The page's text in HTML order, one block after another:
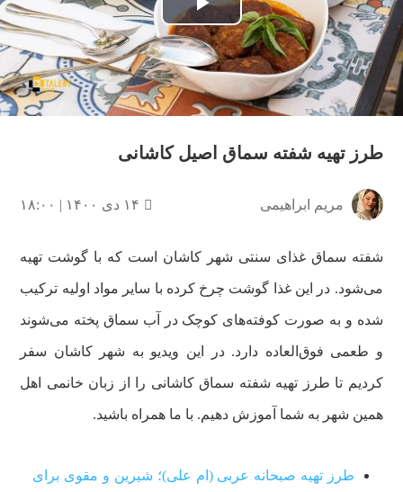
پخش
ویدیو
طرز تهیه شفته سماق اصیل کاشانی
مریم ابراهیمی ۱۴ دی ۱۴۰۰ | ۱۸:۰۰
شفته سماق غذای سنتی شهر کاشان است که با گوشت تهیه
می‌شود. در این غذا گوشت چرخ کرده با سایر مواد اولیه ترکیب
شده و به صورت کوفته‌های کوچک در آب سماق پخته می‌شوند
و طعمی فوق‌العاده دارد. در این ویدیو به شهر کاشان سفر
کردیم تا طرز تهیه شفته سماق کاشانی را از زبان خانمی اهل
همین شهر به شما آموزش دهیم. با ما همراه باشید.
طرز تهیه صبحانه عربی (ام علی)؛ شیرین و مقوی برای